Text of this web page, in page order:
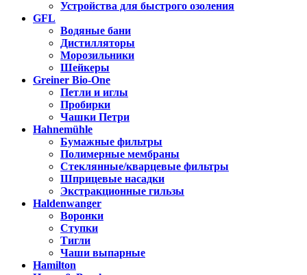
Устройства для быстрого озоления
GFL
Водяные бани
Дистилляторы
Морозильники
Шейкеры
Greiner Bio-One
Петли и иглы
Пробирки
Чашки Петри
Hahnemühle
Бумажные фильтры
Полимерные мембраны
Стеклянные/кварцевые фильтры
Шприцевые насадки
Экстракционные гильзы
Haldenwanger
Воронки
Ступки
Тигли
Чаши выпарные
Hamilton